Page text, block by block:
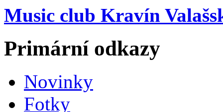
Music club Kravín
Primární odkazy
Novinky
Fotky